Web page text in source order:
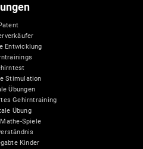
Patent
Entwicklung
Stimulation
Übungen
Gehirntraining
Übung
Spiele
Kinder